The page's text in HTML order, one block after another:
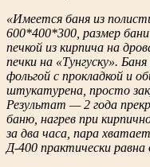
«Имеется баня из
600*400*300, размер
печкой из кирпича на
печки на «Тунгуску».
фольгой с прокладкой и
штукатурена, просто
Результат — 2 года
баню, нагрев при
за два часа, пара
Д-400 практически равна